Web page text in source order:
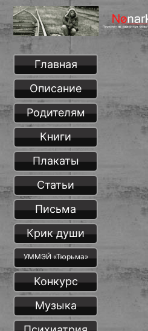
Главная
Описание
Родителям
Книги
Плакаты
Статьи
Письма
Крик души
УММЭЙ «Тюрьма»
Конкурс
Музыка